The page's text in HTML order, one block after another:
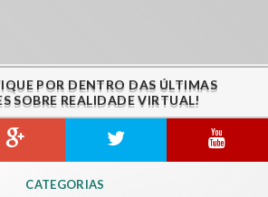
POR DENTRO DAS ÚLTIMAS
SOBRE REALIDADE VIRTUAL!
CATEGORIAS